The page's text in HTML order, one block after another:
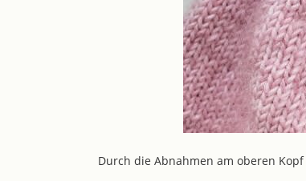
Durch die Abnahmen am oberen